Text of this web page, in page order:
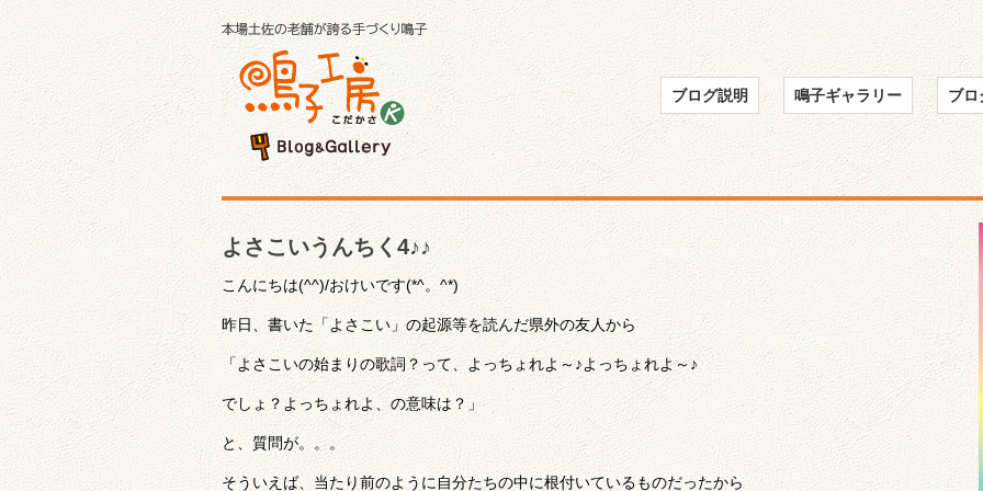
ブログ説明 鳴子ギャラリー ブロ
よさこいうんちく4♪♪
こんにちは(^^)/おけいです(*^。^*)
昨日、書いた「よさこい」の起源等を読んだ県外の友人から
「よさこいの始まりの歌詞？って、よっちょれよ～♪よっちょれよ～♪
でしょ？よっちょれよ、の意味は？」
と、質問が。。。
そういえば、当たり前のように自分たちの中に根付いているものだったから